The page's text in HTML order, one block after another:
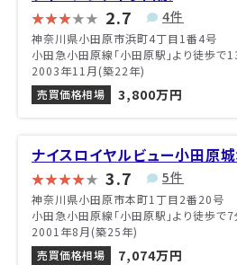
2.7 4件
神奈川県小田原市浜町4丁目1番4号
小田急小田原線「小田原駅」より徒歩で
2003年11月(築22年)
売買価格相場
3,800万円
ナイスロイヤルビュー小田原
3.7 5件
神奈川県小田原市本町1丁目2番20号
小田急小田原線「小田原駅」より徒歩で7
2001年8月(築25年)
売買価格相場
7,074万円